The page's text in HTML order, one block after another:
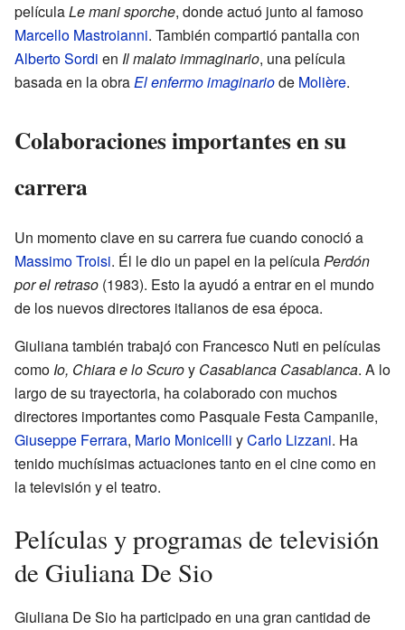
películaLe mani sporche, donde actuó junto al famoso
Marcello Mastroianni. También compartió pantalla con
Alberto Sordi en Il malato immaginario, una película
basada en la obraEl enfermo imaginariode Molière.
Colaboraciones importantes en su
carrera
Un momento clave en su carrera fue cuando conoció a
Massimo Troisi. Él le dio un papel en la películaPerdón
por el retraso (1983). Esto la ayudó a entrar en el mundo
de los nuevos directores italianos de esa época.
Giuliana también trabajó con Francesco Nuti en películas
como Io, Chiara e lo Scuroy Casablanca Casablanca. A lo
largo de su trayectoria, ha colaborado con muchos
directores importantes como Pasquale Festa Campanile,
Giuseppe Ferrara, Mario Monicelli yCarlo Lizzani. Ha
tenido muchísimas actuaciones tanto en el cine como en
la televisión y el teatro.
Películas y programas de televisión
de Giuliana De Sio
Giuliana De Sio ha participado en una gran cantidad de